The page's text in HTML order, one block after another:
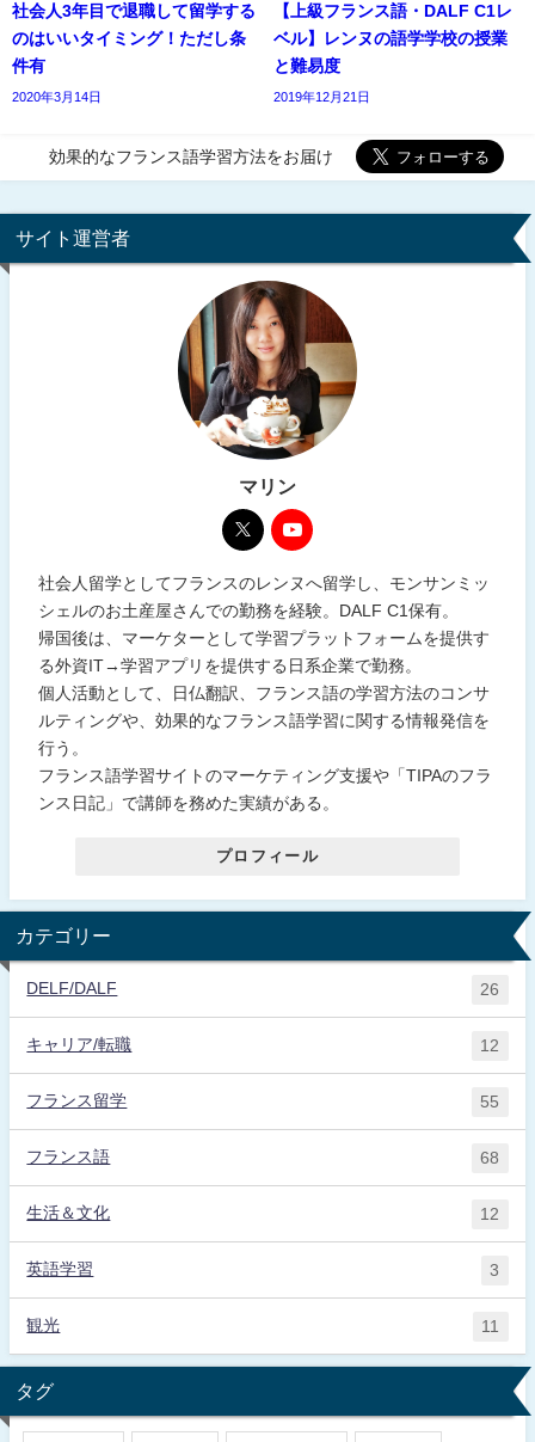
社会人3年目で退職して留学する
のはいいタイミング！ただし条
件有
2020年3月14日
【上級フランス語・DALF C1レ
ベル】レンヌの語学学校の授業
と難易度
2019年12月21日
効果的なフランス語学習方法をお届け
サイト運営者
マリン
社会人留学としてフランスのレンヌへ留学し、モンサンミッ
シェルのお土産屋さんでの勤務を経験。DALF C1保有。
帰国後は、マーケターとして学習プラットフォームを提供す
る外資IT→学習アプリを提供する日系企業で勤務。
個人活動として、日仏翻訳、フランス語の学習方法のコンサ
ルティングや、効果的なフランス語学習に関する情報発信を
行う。
フランス語学習サイトのマーケティング支援や「TIPAのフラ
ンス日記」で講師を務めた実績がある。
プロフィール
カテゴリー
DELF/DALF 26
キャリア/転職 12
フランス留学 55
フランス語 68
生活＆文化 12
英語学習 3
観光 11
タグ